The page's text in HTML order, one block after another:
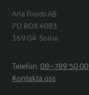
Arla Foods AB
PO BOX 4083
169 04  Solna
Telefon:08−789 50 00
Kontakta oss